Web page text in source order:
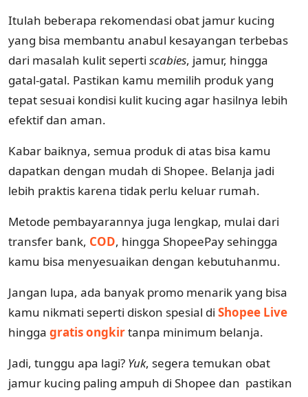
Itulah beberapa rekomendasi obat jamur kucing
yang bisa membantu anabul kesayangan terbebas
dari masalah kulit seperti scabies, jamur, hingga
gatal-gatal. Pastikan kamu memilih produk yang
tepat sesuai kondisi kulit kucing agar hasilnya lebih
efektif dan aman.
Kabar baiknya, semua produk di atas bisa kamu
dapatkan dengan mudah di Shopee. Belanja jadi
lebih praktis karena tidak perlu keluar rumah.
Metode pembayarannya juga lengkap, mulai dari
transfer bank, COD, hingga ShopeePay sehingga
kamu bisa menyesuaikan dengan kebutuhanmu.
Jangan lupa, ada banyak promo menarik yang bisa
kamu nikmati seperti diskon spesial di Shopee Live
hingga gratis ongkirtanpa minimum belanja.
Jadi, tunggu apa lagi? Yuk, segera temukan obat
jamur kucing paling ampuh di Shopee dan pastikan